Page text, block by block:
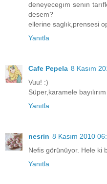
deneyecegım senın
desem?
ellerine saglık,prensesi
Yanıtla
Cafe Pepela 8 Kasım
Vuu! :)
Süper,karamele
Yanıtla
nesrin 8 Kasım 2010
Nefis görünüyor. Hele ki
Yanıtla